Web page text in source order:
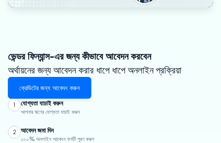
ভেন্ডর ফিন্যান্স-এর জন্য কীভাবে আবেদন করবেন
অর্থায়নের জন্য আবেদন করার ধাপে ধাপে অনলাইন প্রক্রিয়া
ক্রেডিটের জন্য আবেদন করুন
1 যোগ্যতা যাচাই করুন
আপনার ঋণের যোগ্যতা যাচাই করুন
2 আবেদন জমা দিন
১০০% অনলাইন আবেদন ফর্মটি পূরণ করুন